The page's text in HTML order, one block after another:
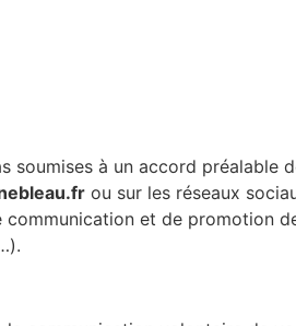
soumises à un accord
ou sur les réseaux
et de promotion